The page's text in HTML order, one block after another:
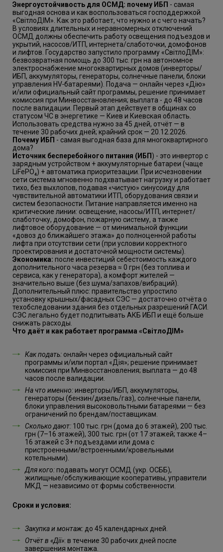
Энергоустойчивость для ОСМД: почему ИБП - самая
выгодная основа и как воспользоваться господдержкой
«СвітлоДІМ». Как это работает, что нужно и с чего начать?
В условиях длительных и неравномерных отключений
ОСМД должны обеспечить работу освещения подъездов и
укрытий, насосов/ИТП, интернета/слаботочки, домофонов
и лифтов. Государство запустило программу «СвітлоДІМ»:
безвозвратная помощь до 300 тыс. грн на автономное
электроснабжение многоквартирных домов (инверторы/
ИБП, аккумуляторы, генераторы, солнечные панели, блоки
управления HV‑батареями). Подача — онлайн через «Дію»
и/или официальный сайт программы, решение принимает
комиссия при Минвосстановления; выплата - до 48 часов
после валидации. Первый этап действует в общинах со
статусом ЧС в энергетике — Киев и Киевская область.
Использовать средства нужно за 45 дней, отчёт — в
течение 30 рабочих дней; крайний срок — 20.12.2026.
Почему ИБП - самая выгодная база для многоквартирного
дома?
Источник бесперебойного питания (ИБП ) - это инвертор с
зарядным устройством + аккумуляторные батареи (чаще
LiFePO₄) + автоматика приоритезации. При исчезновении
сети система мгновенно подхватывает нагрузку и работает
тихо, без выхлопов, подавая «чистую» синусоиду для
чувствительной автоматики ИТП, оборудования связи и
систем безопасности. Питание направляется именно на
критические линии: освещение, насосы/ИТП, интернет/
слаботочку, домофон, пожарную систему, а также
лифтовое оборудование — от минимальной функции
«довоз до ближайшего этажа» до полноценной работы
лифта при отсутствии сети (при условии корректного
проектирования и достаточной мощности системы).
Экономика: после инвестиций себестоимость каждого
дополнительного часа резерва ≈ 0 грн (без топлива и
сервиса, как у генератора), а комфорт жителей —
значительно выше (без шума/запахов/вибраций).
Дополнительный плюс: правительство упростило
установку крышных/фасадных СЭС — достаточно отчёта о
техобследовании здания без отдельных разрешений ГАСИ.
СЭС легально будет подпитывать АКБ ИБП и ещё больше
снижать расходы.
Что даёт и как работает программа «СвітлоДІМ»
Как подать: онлайн через официальный сайт
программы и/или портал «Дія»; решение принимает
комиссия при Минвосстановления; выплата — до 48
часов после валидации.
На что именно:инверторы/ИБП, аккумуляторы,
генераторы (бензин/дизель/газ), солнечные панели,
блоки управления высоковольтными батареями — без
ограничений по брендам/поставщикам.
Сколько дают: 100 тыс. грн (дома до 6 этажей), 200 тыс.
грн (7–16 этажей), 300 тыс. грн (от 17 этажей; также 4–
16 этажей с 3+ подъездами или дома с
пристроенными/встроенными/кровельными
котельными).
Для кого:подавать могут ОСМД (укр. ОСББ),
жилищные/обслуживающие кооперативы, управители
МКД — независимо от формы собственности.
Сроки и условия:
Закупка и монтаж: до 45 календарных дней.
Отчёт в «Дії»: в течение 30 рабочих дней после
завершения монтажа.